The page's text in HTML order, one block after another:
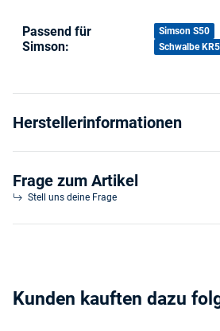
Produkteigenschaft
Wert
Passend für
Simson:
Simson S50
Schwalbe
Herstellerinformationen
Frage zum Artikel
Stell uns deine Frage
Kunden kauften dazu